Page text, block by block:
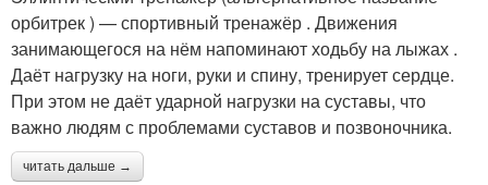
орбитрек ) — спортивный тренажёр . Движения
занимающегося на нём напоминают ходьбу на лыжах .
Даёт нагрузку на ноги, руки и спину, тренирует сердце.
При этом не даёт ударной нагрузки на суставы, что
важно людям с проблемами суставов и позвоночника.
читать дальше →